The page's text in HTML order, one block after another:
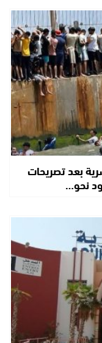
بعد تصريحات
نحو…